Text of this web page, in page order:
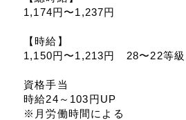
1,174円〜1,237円
【時給】
1,150円〜1,213円 28〜22等級
資格手当
時給24～103円UP
※月労働時間による